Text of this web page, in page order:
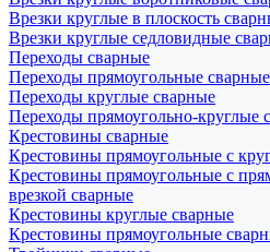
Врезки круглые в плоскость
Врезки круглые седловидные
Переходы сварные
Переходы прямоугольные сварные
Переходы круглые сварные
Переходы прямоугольно-круглые
Крестовины сварные
Крестовины прямоугольные с
Крестовины прямоугольные с
врезкой сварные
Крестовины круглые сварные
Крестовины прямоугольные